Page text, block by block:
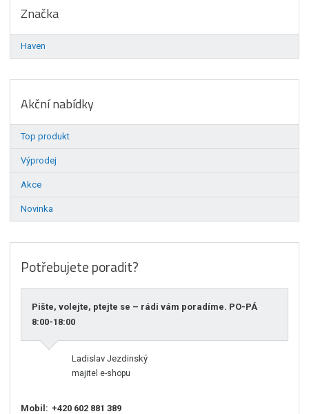
Značka
Haven
Akční nabídky
Top produkt
Výprodej
Akce
Novinka
Potřebujete poradit?
Pište, volejte, ptejte se – rádi vám poradíme. PO-PÁ
8:00-18:00
Ladislav Jezdinský
majitel e-shopu
Mobil: +420 602 881 389